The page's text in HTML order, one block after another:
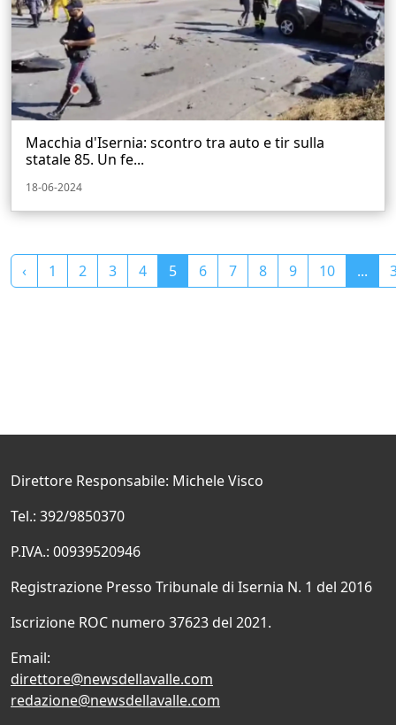
Macchia d'Isernia: scontro tra auto e tir sulla
statale 85. Un fe...
18-06-2024
‹ 1 2 3 4 5 6 7 8 9 10 ...
Direttore Responsabile: Michele Visco
Tel.: 392/9850370
P.IVA.: 00939520946
Registrazione Presso Tribunale di Isernia N. 1 del 2016
Iscrizione ROC numero 37623 del 2021.
Email:
direttore@newsdellavalle.com
redazione@newsdellavalle.com